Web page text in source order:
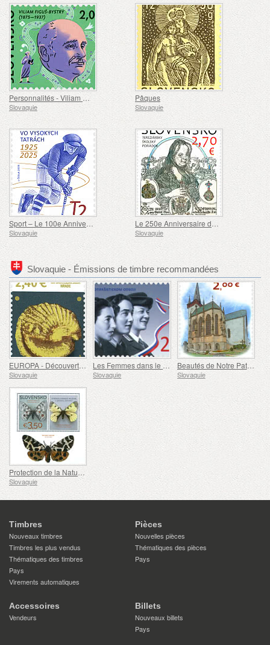
Personnalités - Viliam Figus-Bystry 1875-1937
Slovaquie
Pâques
Slovaquie
Sport – Le 100e Anniversaire du Championnat d'Europe de Hockey sur Glace dans les Hautes Tatras
Slovaquie
Le 250e Anniversaire du Système Scolaire Thérésien
Slovaquie
Slovaquie - Émissions de timbre recommandées
EUROPA - Découvertes Celtiques au Château de Bratislava
Slovaquie
Les Femmes dans le Mouvement de Résistance Antifasciste
Slovaquie
Beautés de Notre Patrie - Une Chapelle Gothique à Spišský Štvrtok
Slovaquie
Protection de la Nature - La Collection de Papillons du Musée de Slovaquie Centrale, Banská Bystrica
Slovaquie
Timbres
Nouveaux timbres
Timbres les plus vendus
Thématiques des timbres
Pays
Virements automatiques
Pièces
Nouvelles pièces
Thématiques des pièces
Pays
Accessoires
Vendeurs
Billets
Nouveaux billets
Pays